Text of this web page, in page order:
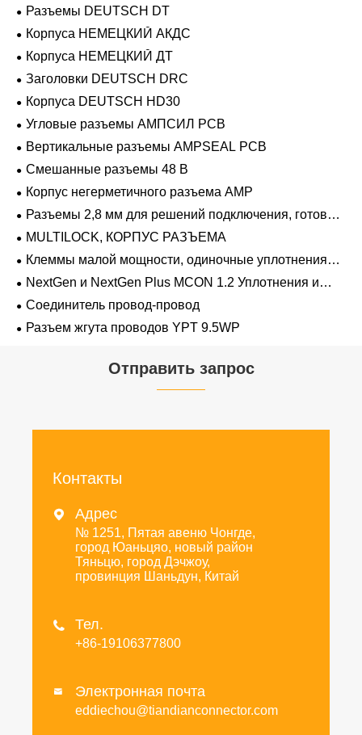
Разъемы DEUTSCH DT
Корпуса НЕМЕЦКИЙ АКДС
Корпуса НЕМЕЦКИЙ ДТ
Заголовки DEUTSCH DRC
Корпуса DEUTSCH HD30
Угловые разъемы АМПСИЛ PCB
Вертикальные разъемы AMPSEAL PCB
Смешанные разъемы 48 В
Корпус негерметичного разъема AMP
Разъемы 2,8 мм для решений подключения, готовых
к напряжению 48 В
MULTILOCK, КОРПУС РАЗЪЕМА
Клеммы малой мощности, одиночные уплотнения
проводов 1,2 мм-2,8 мм
NextGen и NextGen Plus MCON 1.2 Уплотнения и
заглушки для полостей с одинарной проволокой с
замком-копьем
Соединитель провод-провод
Разъем жгута проводов YPT 9.5WP
Отправить запрос
Контакты
 Адрес
№ 1251, Пятая авеню Чонгде,
город Юаньцяо, новый район
Тяньцю, город Дэчжоу,
провинция Шаньдун, Китай
 Тел.
+86-19106377800
 Электронная почта
eddiechou@tiandianconnector.com